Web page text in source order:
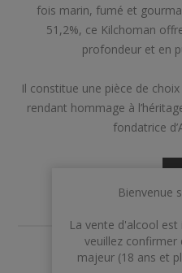
fois marin, fumé et
51,2%, ce Kilchoman
profondeur et en
Il constitue une pièce de
rendant hommage à
fondatrice
Bienvenue
La vente d'alcool
veuillez confirmer
majeur (18 ans et